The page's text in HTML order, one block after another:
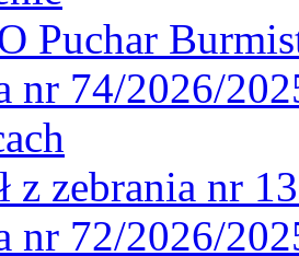
Puchar
nr 74/2026/
z zebrania nr
nr 72/2026/